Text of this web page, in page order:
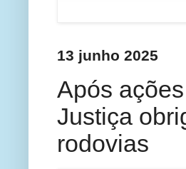
13 junho 2025
Após
Justiça
rodovias